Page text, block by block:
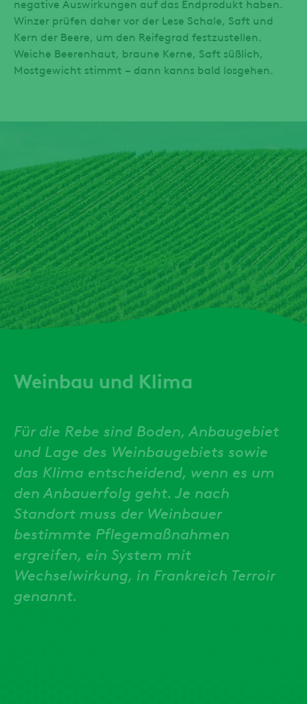
negative Auswirkungen auf das Endprodukt haben.
Winzer prüfen daher vor der Lese Schale, Saft und
Kern der Beere, um den Reifegrad festzustellen.
Weiche Beerenhaut, braune Kerne, Saft süßlich,
Mostgewicht stimmt – dann kanns bald losgehen.
Weinbau und Klima
Für die Rebe sind Boden, Anbaugebiet
und Lage des Weinbaugebiets sowie
das Klima entscheidend, wenn es um
den Anbauerfolg geht. Je nach
Standort muss der Weinbauer
bestimmte Pflegemaßnahmen
ergreifen, ein System mit
Wechselwirkung, in Frankreich Terroir
genannt.